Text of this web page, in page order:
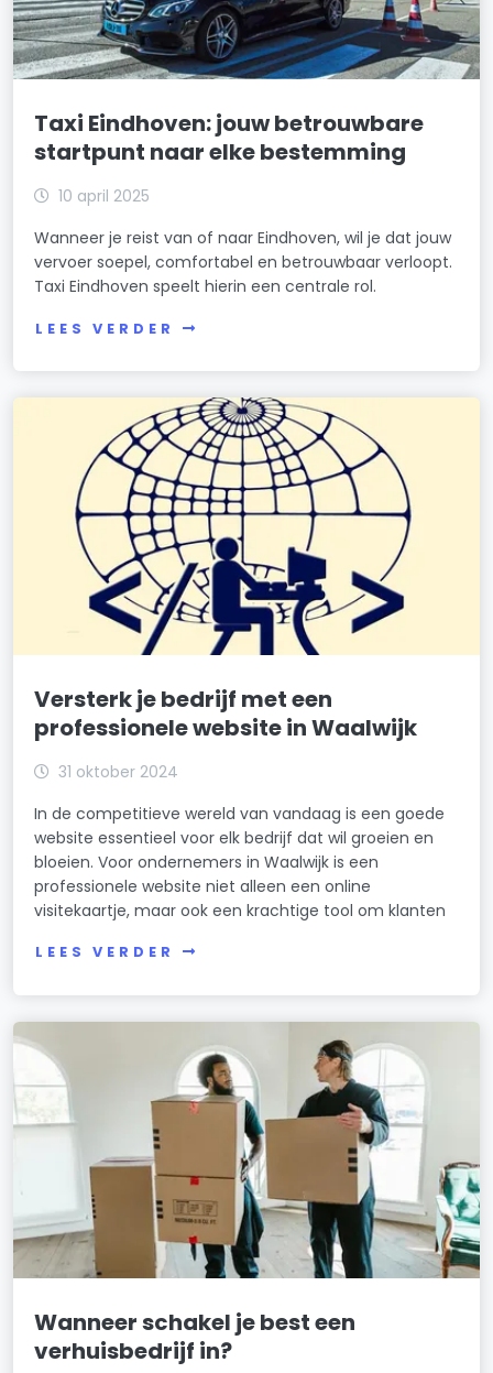
Taxi Eindhoven: jouw betrouwbare
startpunt naar elke bestemming
10 april 2025
Wanneer je reist van of naar Eindhoven, wil je dat jouw
vervoer soepel, comfortabel en betrouwbaar verloopt.
Taxi Eindhoven speelt hierin een centrale rol.
LEES VERDER
Versterk je bedrijf met een
professionele website in Waalwijk
31 oktober 2024
In de competitieve wereld van vandaag is een goede
website essentieel voor elk bedrijf dat wil groeien en
bloeien. Voor ondernemers in Waalwijk is een
professionele website niet alleen een online
visitekaartje, maar ook een krachtige tool om klanten
LEES VERDER
Wanneer schakel je best een
verhuisbedrijf in?